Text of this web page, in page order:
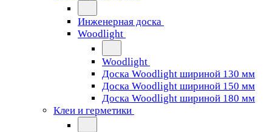
Инженерная доска
Woodlight
Woodlight
Доска Woodlight шириной 130 мм
Доска Woodlight шириной 150 мм
Доска Woodlight шириной 180 мм
Клеи и герметики